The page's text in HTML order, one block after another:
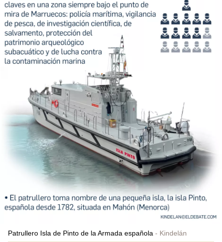
Patrullero Isla de Pinto de la Armada española Kindelán